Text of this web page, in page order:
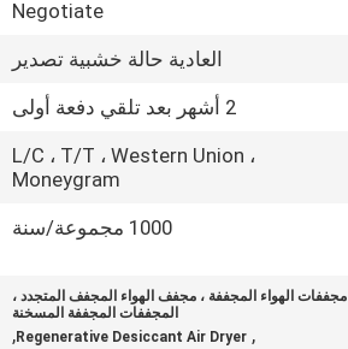
Negotiate
العادية حالة خشبية تصدير
2 أشهر بعد تلقي دفعة أولى
L/C ، T/T ، Western Union ،
Moneygram
1000 مجموعة/سنة
مجففات الهواء المجففة ، مجفف الهواء المجفف المتجدد ،
المجففات المجففة المسخنة
,
Regenerative Desiccant Air Dryer
,